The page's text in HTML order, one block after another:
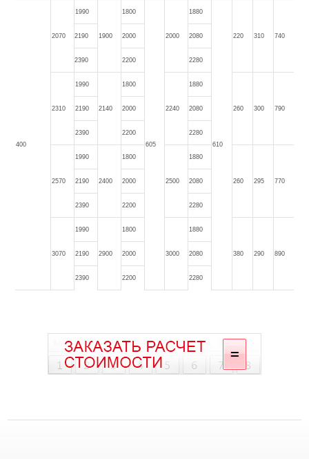
400
2070
1990
1900
1800
605
2000
1880
610
220 310 740
2190 2000 2080
2390 2200 2280
2310
1990
2140
1800
2240
1880
260 300 790
2190 2000 2080
2390 2200 2280
2570
1990
2400
1800
2500
1880
260 295 770
2190 2000 2080
2390 2200 2280
3070
1990
2900
1800
3000
1880
380 290 890
2190 2000 2080
2390 2200 2280